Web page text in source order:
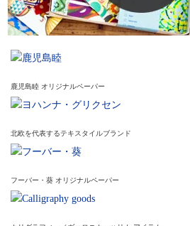
鹿児島睦 オリジナルペーパー
北欧を代表するテキスタイルブランド
フーバー・葵 オリジナルペーパー